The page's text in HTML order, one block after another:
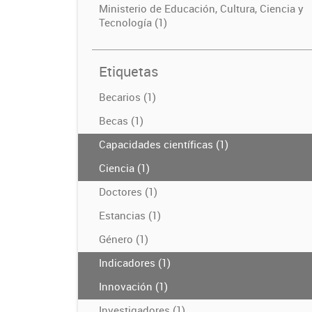
Ministerio de Educación, Cultura, Ciencia y
Tecnología (1)
Etiquetas
Becarios (1)
Becas (1)
Capacidades científicas (1)
Ciencia (1)
Doctores (1)
Estancias (1)
Género (1)
Indicadores (1)
Innovación (1)